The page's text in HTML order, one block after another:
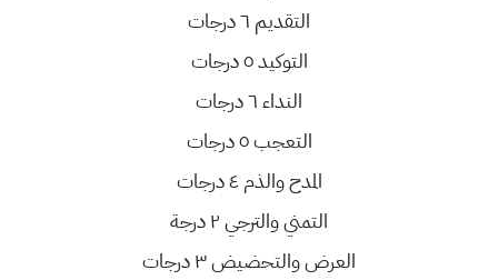
التقديم ٦ درجات
التوكيد ٥ درجات
النداء ٦ درجات
التعجب ٥ درجات
المدح والذم ٤ درجات
التمني والترجي ٢ درجة
العرض والتحضيض ٣ درجات